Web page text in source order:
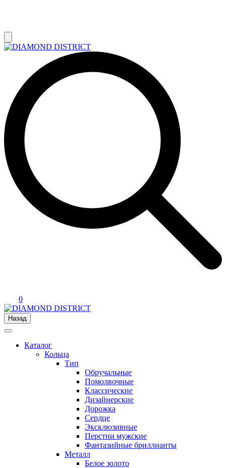
0
Назад
Каталог
Кольца
Тип
Обручальные
Помолвочные
Классические
Дизайнерские
Дорожка
Сердце
Эксклюзивные
Перстни мужские
Фантазийные бриллианты
Металл
Белое золото